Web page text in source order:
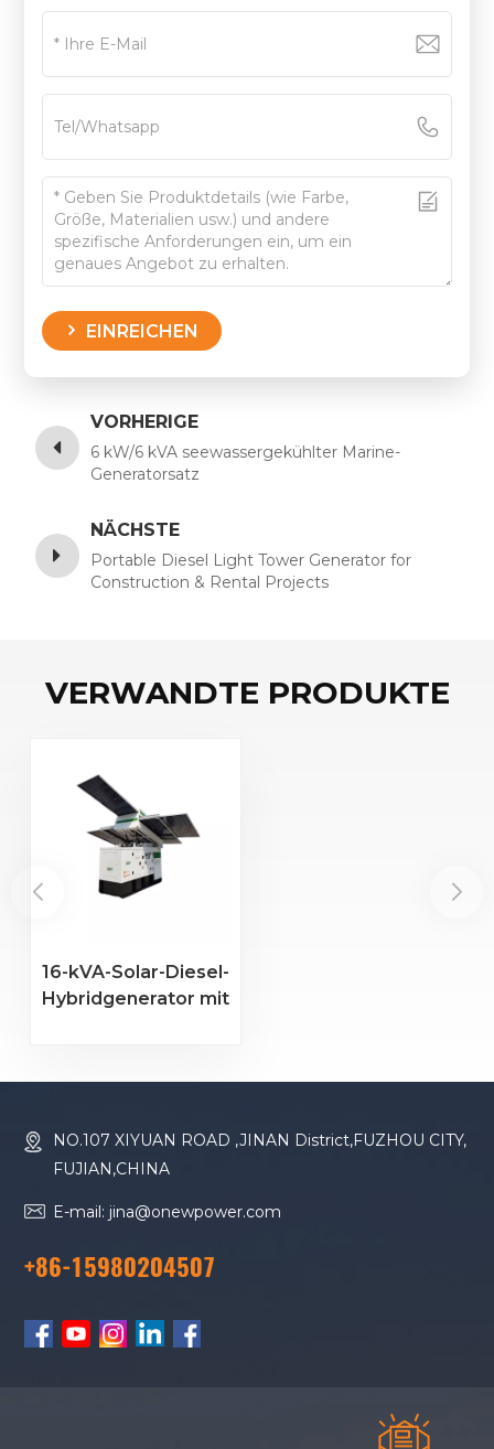
EINREICHEN
VORHERIGE
6 kW/6 kVA seewassergekühlter Marine-
Generatorsatz
NÄCHSTE
Portable Diesel Light Tower Generator for
Construction & Rental Projects
VERWANDTE PRODUKTE
16-kVA-Solar-Diesel-
Hybridgenerator mit
netzunabhängige
Anwendungen
NO.107 XIYUAN ROAD ,JINAN District,FUZHOU CITY,
FUJIAN,CHINA
E-mail: jina@onewpower.com
+86-15980204507